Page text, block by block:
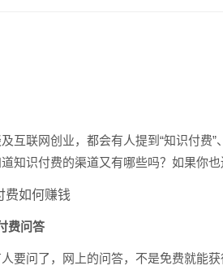
互联网创业，都会有人提到“知识付费
知识付费的渠道又有哪些吗？如果你
费如何赚钱
费问答
要问了，网上的问答，不是免费就能